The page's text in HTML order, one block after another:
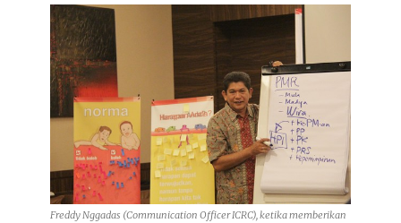
Freddy Nggadas (Communication Officer ICRC), ketika memberikan